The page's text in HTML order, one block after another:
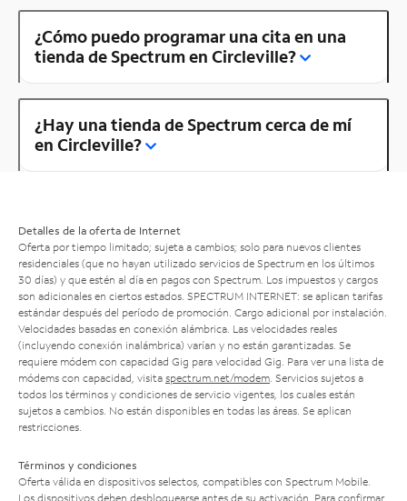
¿Cómo puedo programar una cita en una
tienda de Spectrum en Circleville?
¿Hay una tienda de Spectrum cerca de mí
en Circleville?
Detalles de la oferta de Internet
Oferta por tiempo limitado; sujeta a cambios; solo para nuevos clientes
residenciales (que no hayan utilizado servicios de Spectrum en los últimos
30 días) y que estén al día en pagos con Spectrum. Los impuestos y cargos
son adicionales en ciertos estados. SPECTRUM INTERNET: se aplican tarifas
estándar después del período de promoción. Cargo adicional por instalación.
Velocidades basadas en conexión alámbrica. Las velocidades reales
(incluyendo conexión inalámbrica) varían y no están garantizadas. Se
requiere módem con capacidad Gig para velocidad Gig. Para ver una lista de
módems con capacidad, visita spectrum.net/modem . Servicios sujetos a
todos los términos y condiciones de servicio vigentes, los cuales están
sujetos a cambios. No están disponibles en todas las áreas. Se aplican
restricciones.
Términos y condiciones
Oferta válida en dispositivos selectos, compatibles con Spectrum Mobile.
Los dispositivos deben desbloquearse antes de su activación. Para confirmar